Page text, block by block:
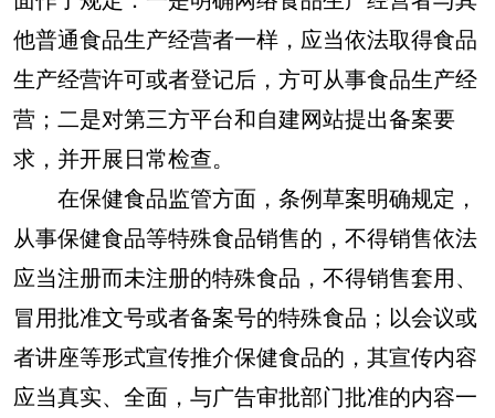
他普通食品生产经营者一样，应当依法取得食品
生产经营许可或者登记后，方可从事食品生产经
营；二是对第三方平台和自建网站提出备案要
求，并开展日常检查。
在保健食品监管方面，条例草案明确规定，
从事保健食品等特殊食品销售的，不得销售依法
应当注册而未注册的特殊食品，不得销售套用、
冒用批准文号或者备案号的特殊食品；以会议或
者讲座等形式宣传推介保健食品的，其宣传内容
应当真实、全面，与广告审批部门批准的内容一